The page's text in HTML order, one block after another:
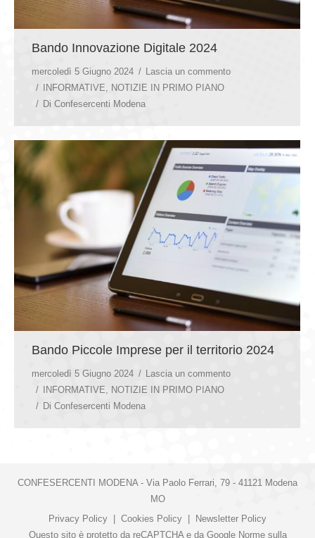
Bando Innovazione Digitale 2024
mercoledì 5 Giugno 2024
Lascia un commento
INFORMATIVE
NOTIZIE IN PRIMO PIANO
Di Confesercenti Modena
Bando Piccole Imprese per il territorio 2024
mercoledì 5 Giugno 2024
Lascia un commento
INFORMATIVE, NOTIZIE IN PRIMO PIANO
Di Confesercenti Modena
CONFESERCENTI MODENA - Via Paolo Ferrari, 79 - 41121 Modena
MO
Privacy Policy
Cookies Policy
Newsletter Policy
Questo sito è protetto da reCAPTCHA e da Google Norme sulla